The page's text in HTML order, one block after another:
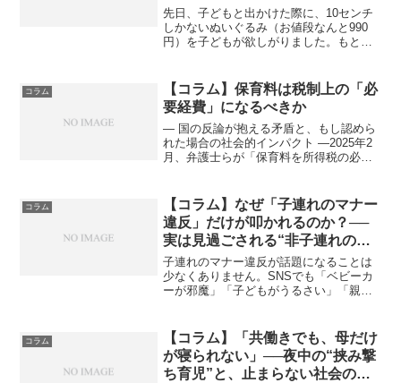
先日、子どもと出かけた際に、10センチ
しかないぬいぐるみ（お値段なんと990
円）を子どもが欲しがりました。もとも
ったようです。私の頭の中には、「高す
ぎる」「家にぬいぐる...
コラム
【コラム】保育料は税制上の「必
要経費」になるべきか
― 国の反論が抱える矛盾と、もし認めら
れた場合の社会的インパクト ―2025年2
月、弁護士らが「保育料を所得税の必要
保育料が「家事費」にあたるとして経費
計上を一律に否定...
コラム
【コラム】なぜ「子連れのマナー
違反」だけが叩かれるのか？──
実は見過ごされる“非子連れの迷
惑行動”
子連れのマナー違反が話題になることは
少なくありません。SNSでも「ベビーカ
ーが邪魔」「子どもがうるさい」「親が
声があがります。しかし、子連れである
私たちの側からすると、...
コラム
【コラム】「共働きでも、母だけ
が寝られない」──夜中の“挟み撃
ち育児”と、止まらない社会の要